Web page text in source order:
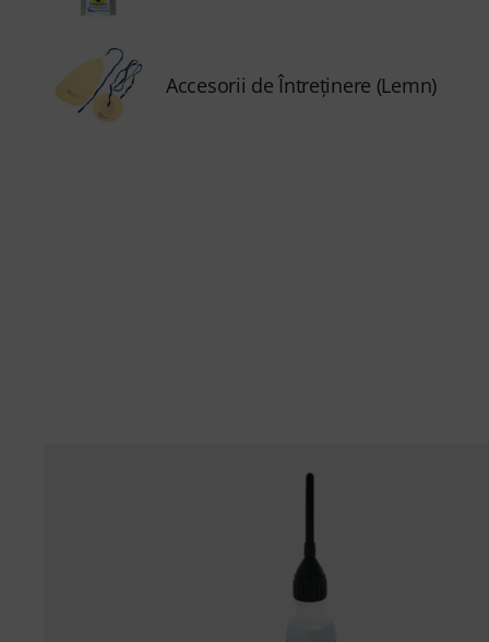
Accesorii de Întreţinere (Lemn)